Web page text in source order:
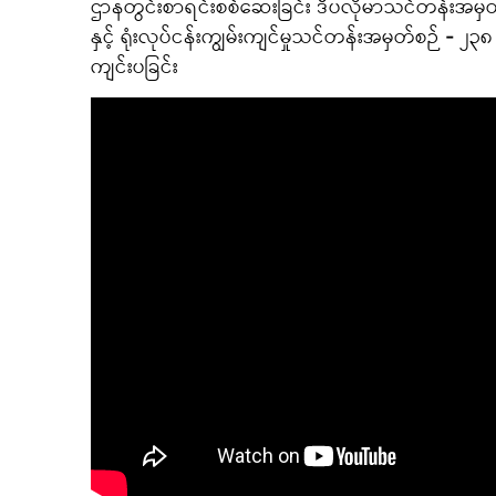
ဌာနတွင်းစာရင်းစစ်ဆေးခြင်း ဒီပလိုမာသင်တန်းအ
နှင့် ရုံးလုပ်ငန်းကျွမ်းကျင်မှုသင်တန်းအမှတ်စဉ် - ၂၃
ကျင်းပခြင်း